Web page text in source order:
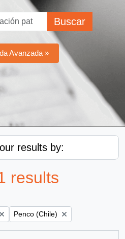
Buscar
Avanzada »
results by:
results
Remove filter:
Penco (Chile)